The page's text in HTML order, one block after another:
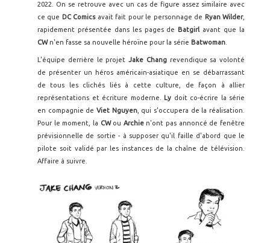
2022. On se retrouve avec un cas de figure assez similaire avec
ce que DC Comics avait fait pour le personnage de Ryan Wilder,
rapidement présentée dans les pages de
Batgirl avant que la
CWn'en fasse sa nouvelle héroïne pour la série Batwoman
L'équipe derrière le projet Jake Chang revendique sa volonté
de présenter un héros américain-asiatique en se débarrassant
de tous les clichés liés à cette culture, de façon à allier
représentations et écriture moderne.
Ly doit co-écrire la série
en compagnie de Viet Nguyen, qui s'occupera de la réalisation.
Pour le moment, la CW ou Archien'ont pas annoncé de fenêtre
prévisionnelle de sortie - à supposer qu'il faille d'abord que le
pilote soit validé par les instances de la chaîne de télévision.
Affaire à suivre.